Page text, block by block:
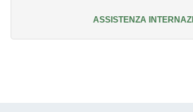
ASSISTENZA